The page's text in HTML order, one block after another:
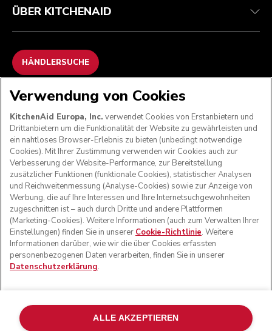
ÜBER KITCHENAID
HÄNDLERSUCHE
WIR AKZEPTIEREN
FOLGEN SIE UNS
und das Design der Küchenmaschine sind eingetragene
Marken in den USA und in anderen Ländern.
Verwendung von Cookies
KitchenAid Europa, Inc. verwendet Cookies von Erstanbietern und
Drittanbietern um die Funktionalität der Website zu gewährleisten und
ein nahtloses Browser-Erlebnis zu bieten (unbedingt notwendige
Cookies). Mit Ihrer Zustimmung verwenden wir Cookies auch zur
Verbesserung der Website-Performance, zur Bereitstellung
zusätzlicher Funktionen (funktionale Cookies), statistischer Analysen
und Reichweitenmessung (Analyse-Cookies) sowie zur Anzeige von
Werbung, die auf Ihre Interessen und Ihre Internetsuchgewohnheiten
zugeschnitten ist – auch durch Dritte und andere Plattformen
(Marketing-Cookies). Weitere Informationen (auch zum Verwalten Ihrer
Einstellungen) finden Sie in unserer Cookie-Richtlinie. Weitere
Informationen darüber, wie wir die über Cookies erfassten
personenbezogenen Daten verarbeiten, finden Sie in unserer
Datenschutzerklärung.
ALLE AKZEPTIEREN